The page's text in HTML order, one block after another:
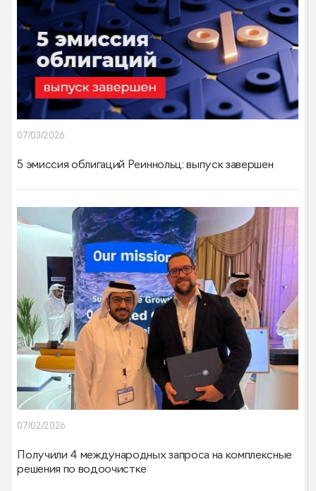
07/03/2026
5 эмиссия облигаций Реиннольц: выпуск завершен
07/02/2026
Получили 4 международных запроса на комплексные
решения по водоочистке